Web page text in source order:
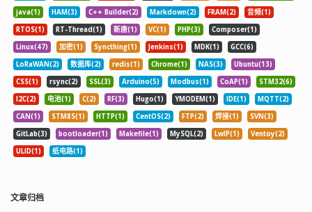
java(1)
HAM(3) C++ Builder(2) Markdown(2) FRAM(2)
音频(1)
RTOS(1)
RT-Thread(1) 新唐(1) VC(1) PHP(3)
Composer(1)
Linux(47)
加密(1) Syncthing(1) Jenkins(1) MDK(1)
GCC(6)
LoRaWAN(2)
数据库(2) redis(1) Chrome(1) NAS(3)
Ubuntu(13)
CSS(1)
rsync(2) SSL(3) Arduino(5) Modbus(1) CoAP(1)
STM32(6)
I2C(2)
电池(1) C(2) RF(3) Hugo(1) YMODEM(1) IDE(1)
MQTT(2)
CAN(1)
STM8S(1) HTTP(1) CentOS(2) FTP(2) 焊接(1)
SVN(3)
GitLab(3)
bootloader(1) Makefile(1) MySQL(2) LwIP(1)
Ventoy(2)
ULID(1)
纸电路(1)
文章归档